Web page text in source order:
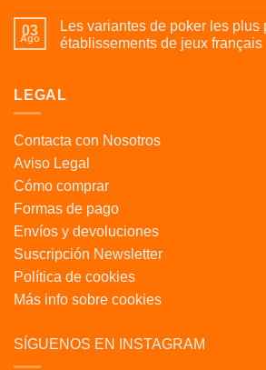
03
Ago
Les variantes de poker les
établissements de jeux français
LEGAL
Contacta con Nosotros
Aviso Legal
Cómo comprar
Formas de pago
Envíos y devoluciones
Suscripción Newsletter
Política de cookies
Más info sobre cookies
SÍGUENOS EN INSTAGRAM